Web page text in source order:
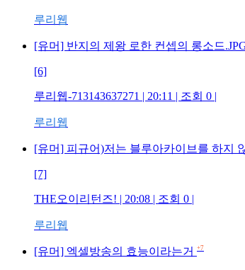
루리웹
[유머] 반지의 제왕 로한 컨셉의 롱소드
[6]
루리웹-713143637271 | 20:11 | 조회 0 |
루리웹
[유머] 피규어)저는 블루아카이브를 하지
[7]
THE오이리턴즈! | 20:08 | 조회 0 |
루리웹
[유머] 엑셀방송의 효능이라는거 +7